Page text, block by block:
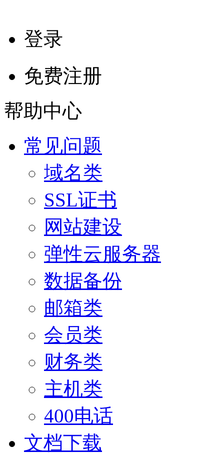
登录
免费注册
帮助中心
常见问题
域名类
SSL证书
网站建设
弹性云服务器
数据备份
邮箱类
会员类
财务类
主机类
400电话
文档下载